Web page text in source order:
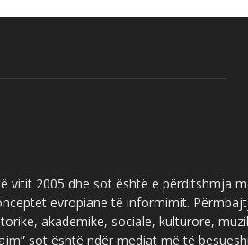
vitit 2005 dhe sot është e përditshmja
evropiane të informimit.
akademike, sociale, kulturore,
sot është ndër mediat më të